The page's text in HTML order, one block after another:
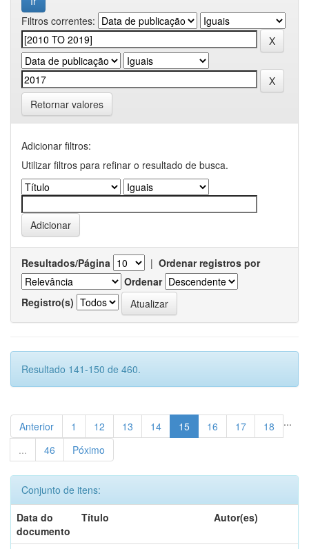
Filtros correntes:
Retornar valores
Adicionar filtros:
Utilizar filtros para refinar o resultado de busca.
Resultados/Página | Ordenar registros por
Ordenar
Registro(s)
Resultado 141-150 de 460.
Anterior 1 ...
12 13 14 15 16 17
18
...
46 Póximo
Conjunto de itens:
Data do
documento
Título Autor(es)